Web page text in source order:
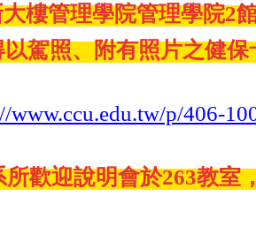
樓管理學院管理學院2
駕照、附有照片之健
www.ccu.edu.tw/p/406-
歡迎說明會於263教室